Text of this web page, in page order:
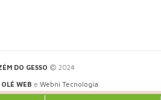
DO GESSO 2024
OLÉ WEB e Webni Tecnologia